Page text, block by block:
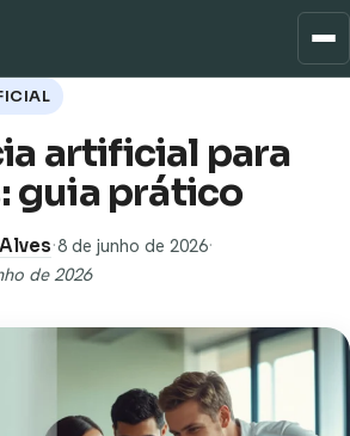
artificial para
guia prático
·8 de junho de 2026·
de 2026